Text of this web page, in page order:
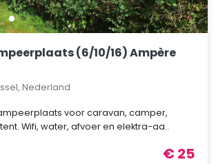
(6/10/16) Ampère
Nederland
voor caravan, camper,
Wifi, water, afvoer en elektra-aa..
€ 25